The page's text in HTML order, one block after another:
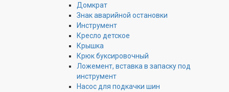
Домкрат
Знак аварийной остановки
Инструмент
Кресло детское
Крышка
Крюк буксировочный
Ложемент, вставка в запаску под
инструмент
Насос для подкачки шин